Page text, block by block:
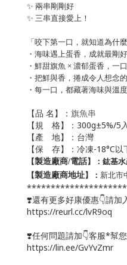
✨ 兩串剛剛好
✨ 三串直接愛上！
「咬下第一口，就知道為什
・海味遇上蛋香，成就最剛好
・鮮甜旗魚 × 濃郁蛋香，一口
・把鮮與香，捲成令人想念的
・每一口，都藏著海味與溫度
【品 名】： 旗魚串
【規 格】：300g±5%/5
【產 地】：台灣
【保 存】：冷凍-18°C以
【製造廠商/電話】：鈜基
【製造廠商地址】： 新北市
❣️還有更多好康優惠👇請加
https://reurl.cc/lvR9oq
❣️任何問題請加👇客服*幫
https://lin.ee/GvYvZmr